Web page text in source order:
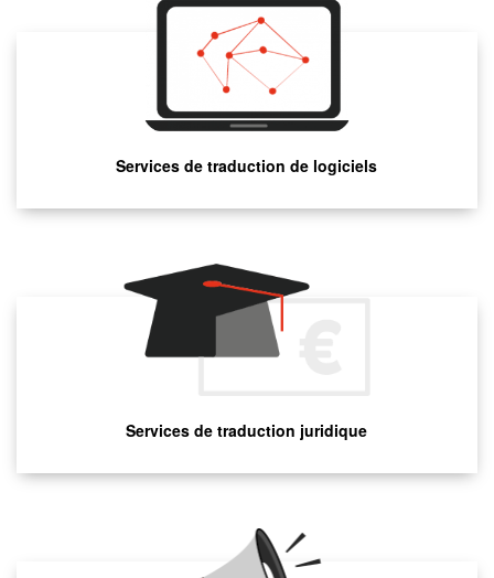
Services de traduction de logiciels
Services de traduction juridique